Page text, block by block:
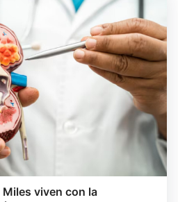
Miles viven con la